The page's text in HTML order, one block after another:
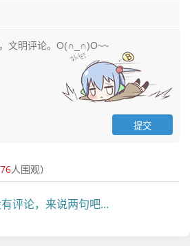
76人围观）
评论，来说两句吧...